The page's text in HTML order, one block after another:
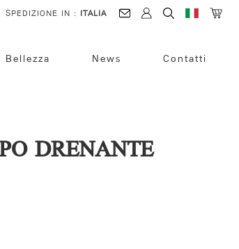
SPEDIZIONE IN : ITALIA
Bellezza News Contatti
DRENANTE